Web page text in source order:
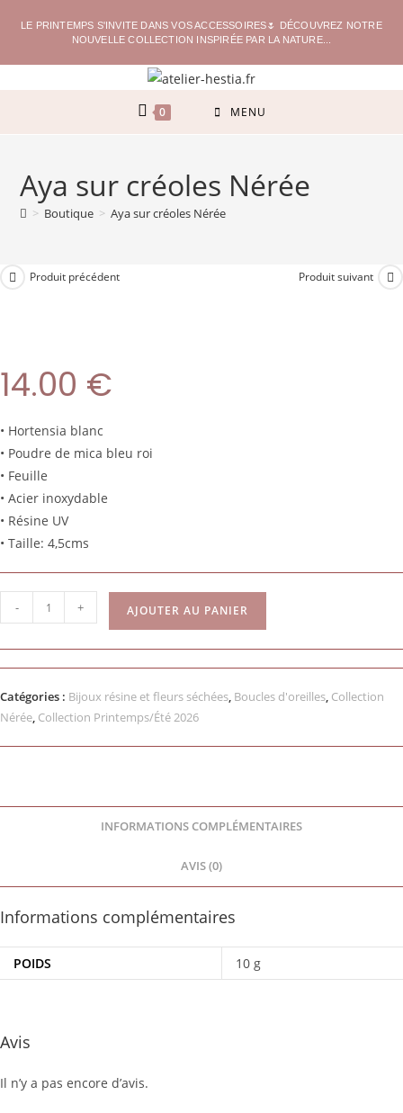
LE PRINTEMPS S'INVITE DANS VOS ACCESSOIRES🌷 DÉCOUVREZ NOTRE
NOUVELLE COLLECTION INSPIRÉE PAR LA NATURE...
0 MENU
Aya sur créoles Nérée
> Boutique > Aya sur créoles Nérée
Produit précédent Produit suivant
14.00 €
• Hortensia blanc
• Poudre de mica bleu roi
• Feuille
• Acier inoxydable
• Résine UV
• Taille: 4,5cms
- + AJOUTER AU PANIER
Catégories : Bijoux résine et fleurs séchées, Boucles d'oreilles, Collection
Nérée, Collection Printemps/Été 2026
INFORMATIONS COMPLÉMENTAIRES
AVIS (0)
Informations complémentaires
POIDS 10 g
Avis
Il n’y a pas encore d’avis.